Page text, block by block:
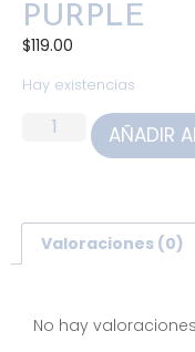
PURPLE
$119.00
Hay existencias
AÑADIR
Valoraciones (0)
No hay